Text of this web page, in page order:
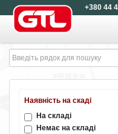
+380 44
Наявність на скаді
На складі
Немає на складі